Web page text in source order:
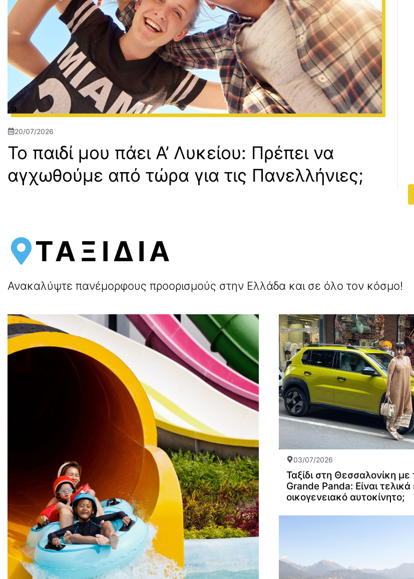
20/07/2026
Το παιδί μου πάει Α’ Λυκείου: Πρέπει να
αγχωθούμε από τώρα για τις Πανελλήνιες;
ΤΑΞΙΔΙΑ
Ανακαλύψτε πανέμορφους προορισμούς στην Ελλάδα και σε όλο τον κόσμο!
03/07/2026
Ταξίδι στη Θεσσαλονίκη με
Grande Panda: Είναι τελικά
οικογενειακό αυτοκίνητο;